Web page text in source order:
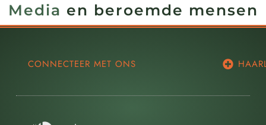
Media en beroemde mensen
CONNECTEER MET ONS